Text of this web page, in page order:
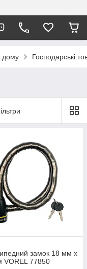
дому Господарські
замок 18 мм x
VOREL 77850